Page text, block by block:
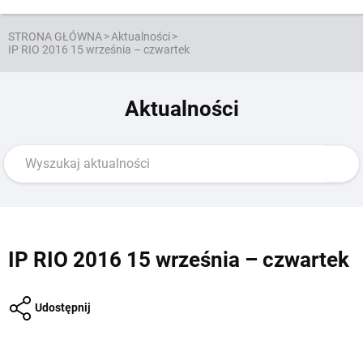
STRONA GŁÓWNA>Aktualności>
IP RIO 2016 15 września – czwartek
Aktualności
IP RIO 2016 15 września – czwartek
Udostępnij